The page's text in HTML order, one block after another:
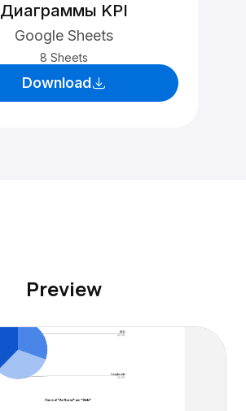
Диаграммы KPI
Google Sheets
8 Sheets
Download
Preview